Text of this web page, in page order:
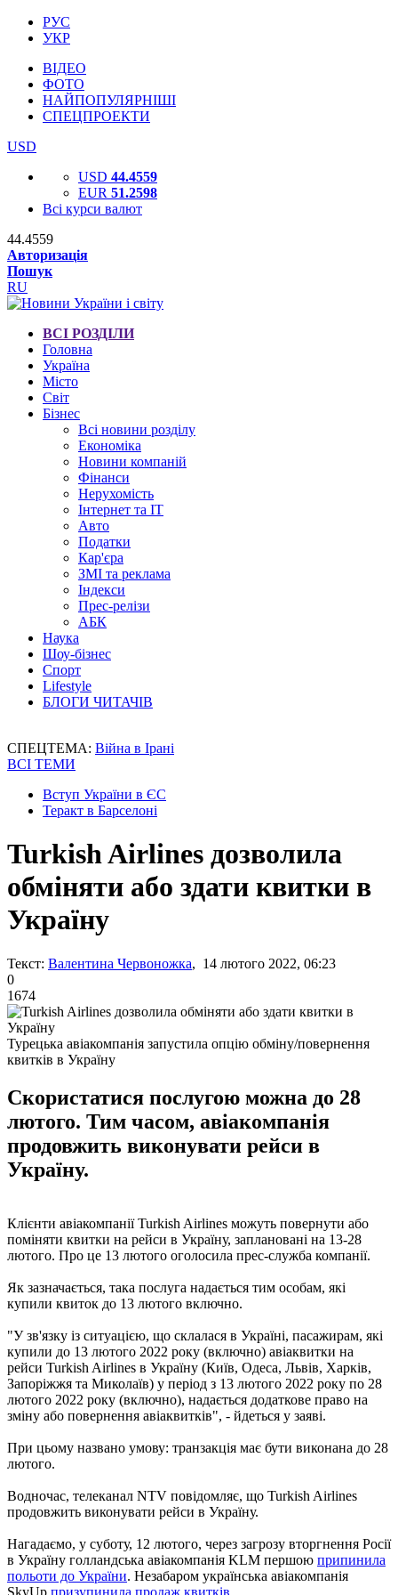
РУС
УКР
ВІДЕО
ФОТО
НАЙПОПУЛЯРНІШІ
СПЕЦПРОЕКТИ
USD
USD 44.4559
EUR 51.2598
Всі курси валют
44.4559
Авторизація
Пошук
RU
ВСІ РОЗДІЛИ
Головна
Україна
Місто
Світ
Бізнес
Всі новини розділу
Економіка
Новини компаній
Фінанси
Нерухомість
Інтернет та IT
Авто
Податки
Кар'єра
ЗМІ та реклама
Індекси
Прес-релізи
АБК
Наука
Шоу-бізнес
Спорт
Lifestyle
БЛОГИ ЧИТАЧІВ
СПЕЦТЕМА: Війна в Ірані
ВСІ ТЕМИ
Вступ України в ЄС
Теракт в Барселоні
Turkish Airlines дозволила
обміняти або здати квитки в
Україну
Текст: Валентина Червоножка, 14 лютого 2022, 06:23
0
1674
Турецька авіакомпанія запустила опцію обміну/повернення
квитків в Україну
Скористатися послугою можна до 28
лютого. Тим часом, авіакомпанія
продовжить виконувати рейси в
Україну.
Клієнти авіакомпанії Turkish Airlines можуть повернути або
поміняти квитки на рейси в Україну, заплановані на 13-28
лютого. Про це 13 лютого оголосила прес-служба компанії.
Як зазначається, така послуга надається тим особам, які
купили квиток до 13 лютого включно.
"У зв'язку із ситуацією, що склалася в Україні, пасажирам, які
купили до 13 лютого 2022 року (включно) авіаквитки на
рейси Turkish Airlines в Україну (Київ, Одеса, Львів, Харків,
Запоріжжя та Миколаїв) у період з 13 лютого 2022 року по 28
лютого 2022 року (включно), надається додаткове право на
зміну або повернення авіаквитків", - йдеться у заяві.
При цьому названо умову: транзакція має бути виконана до 28
лютого.
Водночас, телеканал NTV повідомляє, що Turkish Airlines
продовжить виконувати рейси в Україну.
Нагадаємо, у суботу, 12 лютого, через загрозу вторгнення Росії
в Україну голландська авіакомпанія KLM першою припинила
польоти до України. Незабаром українська авіакомпанія
SkyUp призупинила продаж квитків